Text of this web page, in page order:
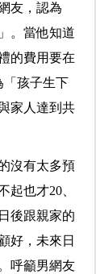
友，認為
。當他知道
的費用要在
「孩子生下
家人達到共
沒有太多預
起也才20、
後跟親家的
好，未來日
呼籲男網友